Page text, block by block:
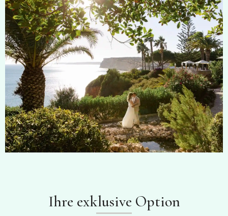
Ihre exklusive Option